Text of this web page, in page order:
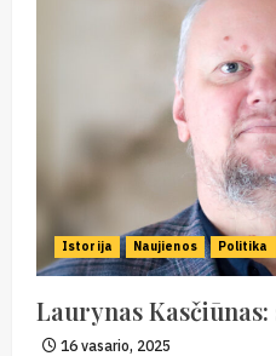
Istorija Naujienos Politika
Laurynas
16 vasario, 2025